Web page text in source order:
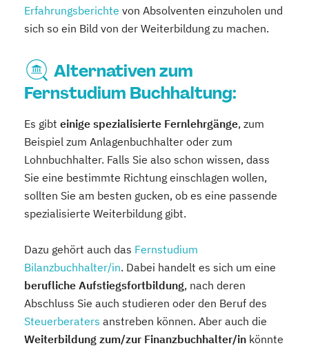
Erfahrungsberichte von Absolventen einzuholen und
sich so ein Bild von der Weiterbildung zu machen.
Alternativen zum
Fernstudium Buchhaltung:
Es gibt einige spezialisierte Fernlehrgänge, zum
Beispiel zum Anlagenbuchhalter oder zum
Lohnbuchhalter. Falls Sie also schon wissen, dass
Sie eine bestimmte Richtung einschlagen wollen,
sollten Sie am besten gucken, ob es eine passende
spezialisierte Weiterbildung gibt.
Dazu gehört auch das Fernstudium
Bilanzbuchhalter/in. Dabei handelt es sich um eine
berufliche Aufstiegsfortbildung, nach deren
Abschluss Sie auch studieren oder den Beruf des
Steuerberaters anstreben können. Aber auch die
Weiterbildung zum/zur Finanzbuchhalter/in könnte